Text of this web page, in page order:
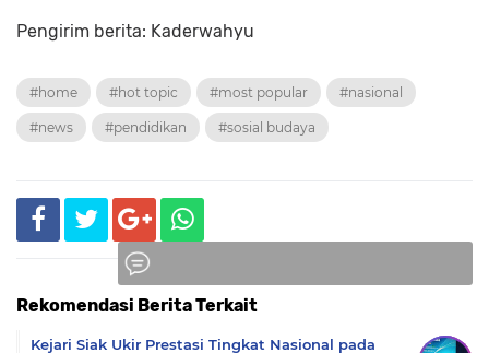
Pengirim berita: Kaderwahyu
#home #hot topic #most popular #nasional
#news #pendidikan #sosial budaya
Rekomendasi Berita Terkait
Kejari Siak Ukir Prestasi Tingkat Nasional pada